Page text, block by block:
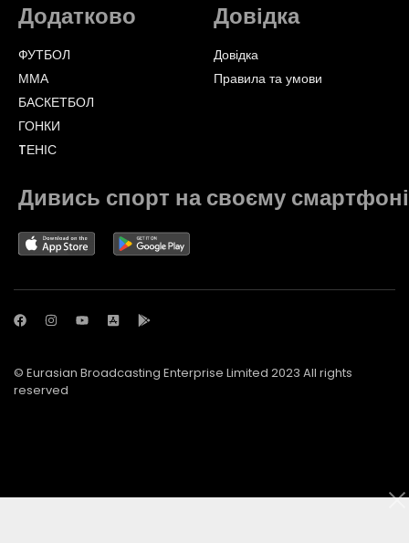
Додатково
ФУТБОЛ
ММА
БАСКЕТБОЛ
ГОНКИ
TЕНІС
Довідка
Довідка
Правила та умови
Дивись спорт на своєму смартфоні
© Eurasian Broadcasting Enterprise Limited 2023 All rights
reserved